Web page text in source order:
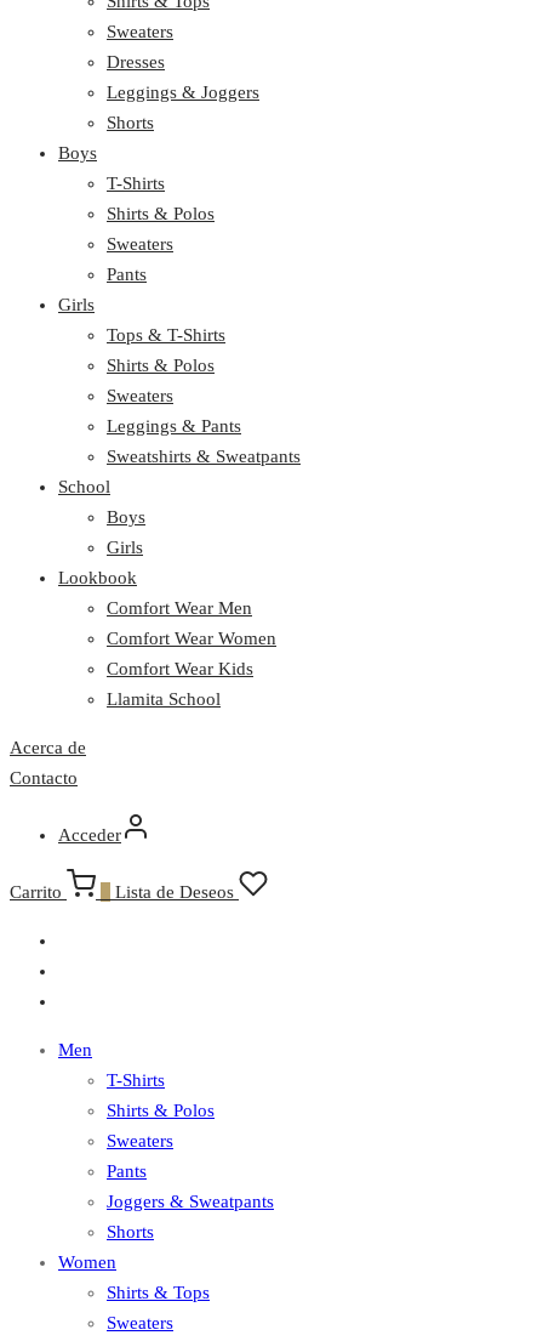
Sweaters
Dresses
Leggings & Joggers
Shorts
Boys
T-Shirts
Shirts & Polos
Sweaters
Pants
Girls
Tops & T-Shirts
Shirts & Polos
Sweaters
Leggings & Pants
Sweatshirts & Sweatpants
School
Boys
Girls
Lookbook
Comfort Wear Men
Comfort Wear Women
Comfort Wear Kids
Llamita School
Acerca de
Contacto
Acceder
Carrito Lista de Deseos
Men
T-Shirts
Shirts & Polos
Sweaters
Pants
Joggers & Sweatpants
Shorts
Women
Shirts & Tops
Sweaters